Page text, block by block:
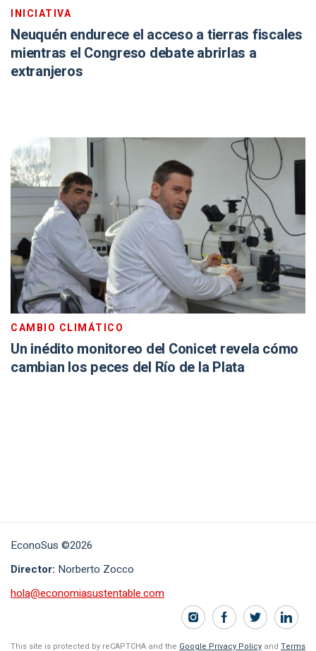
INICIATIVA
Neuquén endurece el acceso a tierras fiscales
mientras el Congreso debate abrirlas a
extranjeros
CAMBIO CLIMÁTICO
Un inédito monitoreo del Conicet revela cómo
cambian los peces del Río de la Plata
EconoSus ©2026
Director: Norberto Zocco
hola@economiasustentable.com
This site is protected by reCAPTCHA and the Google Privacy Policy and Terms